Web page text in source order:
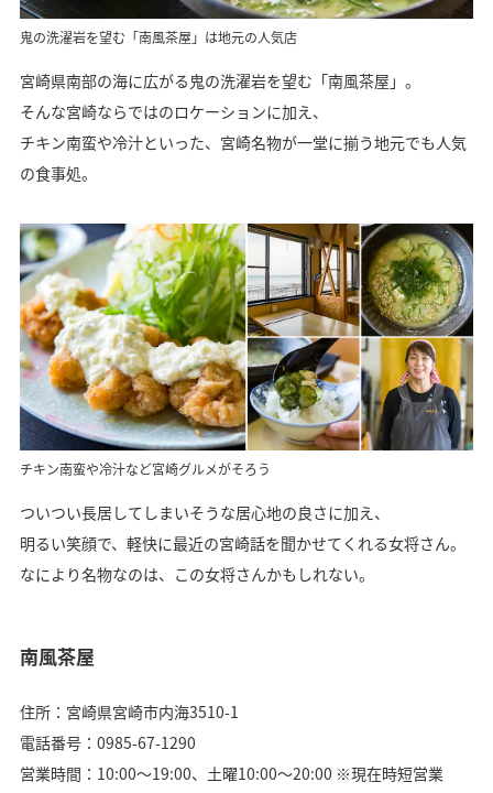
鬼の洗濯岩を望む「南風茶屋」は地元の人気店
宮崎県南部の海に広がる鬼の洗濯岩を望む「南風茶屋」。
そんな宮崎ならではのロケーションに加え、
チキン南蛮や冷汁といった、宮崎名物が一堂に揃う地元でも人気
の食事処。
チキン南蛮や冷汁など宮崎グルメがそろう
ついつい長居してしまいそうな居心地の良さに加え、
明るい笑顔で、軽快に最近の宮崎話を聞かせてくれる女将さん。
なにより名物なのは、この女将さんかもしれない。
南風茶屋
住所：宮崎県宮崎市内海3510-1
電話番号：0985-67-1290
営業時間：10:00〜19:00、土曜10:00〜20:00 ※現在時短営業